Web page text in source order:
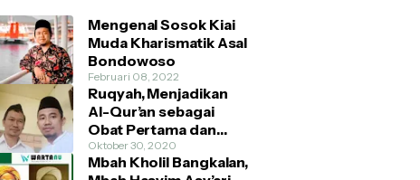
Mengenal Sosok Kiai
Muda Kharismatik Asal
Bondowoso
Februari 08, 2022
Ruqyah, Menjadikan
Al-Qur’an sebagai
Obat Pertama dan
Utama
Oktober 30, 2020
Mbah Kholil Bangkalan,